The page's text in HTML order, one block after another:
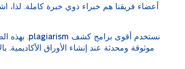
أعضاء فريقنا هم خبراء ذوي خبرة كاملة. لذا،
موثوقة ومحدثة عند إنشاء الأوراق